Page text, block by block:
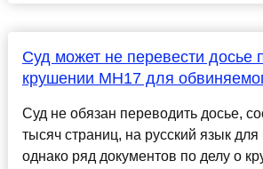
Суд может не перевести досье
крушении MH17 для
Суд не обязан переводить досье,
тысяч страниц, на русский язык
однако ряд документов по делу о